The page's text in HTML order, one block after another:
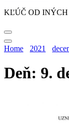
KĽÚČ OD
Home 2021
Deň: 9.